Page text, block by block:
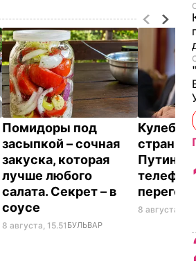
Помидоры под
засыпкой – сочная
закуска, которая
лучше любого
салата. Секрет – в
соусе
8 августа, 15.51 БУЛЬВАР
Кулеба
Путина
8 августа,